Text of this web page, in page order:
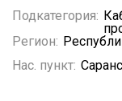
Подкатегория:
Регион:
Нас. пункт: